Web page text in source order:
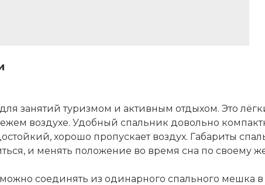
занятий туризмом и активным отдыхом. Это
воздухе. Удобный спальник довольно
хорошо пропускает воздух. Габариты
и менять положение во время сна по своему
соединять из одинарного спального мешка